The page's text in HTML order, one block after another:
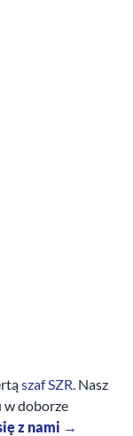
szaf SZR. Nasz
w doborze
z nami →